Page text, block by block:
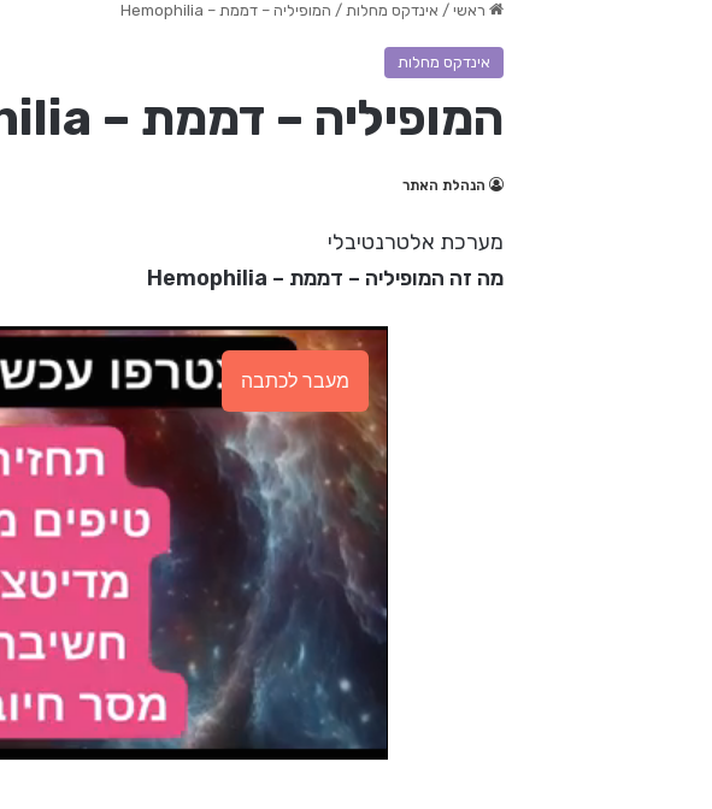
ראשי / אינדקס מחלות / המופיליה – דממת – Hemophilia
אינדקס מחלות
המופיליה – דממת – Hemophilia
הנהלת האתר
מערכת אלטרנטיבלי
מה זה המופיליה – דממת – Hemophilia
מעבר לכתבה